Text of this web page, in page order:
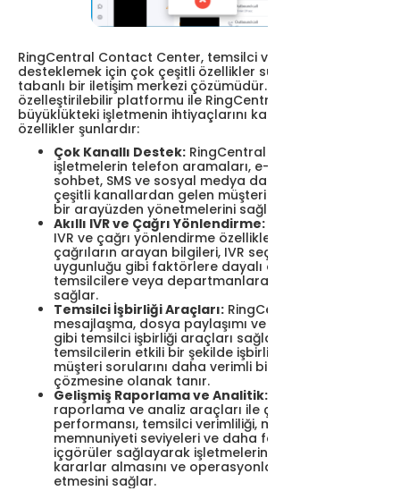
RingCentral Contact Center, temsilci verimliliğini
desteklemek için çok çeşitli özellikler sunan bulut
tabanlı bir iletişim merkezi çözümüdür. Ölçeklenebilir ve
özelleştirilebilir platformu ile RingCentral her
büyüklükteki işletmenin ihtiyaçlarını karşılar. Temel
özellikler şunlardır:
Çok Kanallı Destek: RingCentral İletişim Merkezi,
işletmelerin telefon aramaları, e-postalar, canlı
sohbet, SMS ve sosyal medya dahil olmak üzere
çeşitli kanallardan gelen müşteri sorgularını tek
bir arayüzden yönetmelerini sağlar.
Akıllı IVR ve Çağrı Yönlendirme:
IVR ve çağrı yönlendirme özellikleri sunarak gelen
çağrıların arayan bilgileri, IVR seçimleri ve temsilci
uygunluğu gibi faktörlere dayalı olarak en uygun
temsilcilere veya departmanlara yönlendirilmesini
sağlar.
Temsilci İşbirliği Araçları: RingCentral dahili
mesajlaşma, dosya paylaşımı ve ekran paylaşımı
gibi temsilci işbirliği araçları sağlayarak
temsilcilerin etkili bir şekilde işbirliği yapmasına ve
müşteri sorularını daha verimli bir şekilde
çözmesine olanak tanır.
Gelişmiş Raporlama ve Analitik:
raporlama ve analiz araçları ile çağrı merkezi
performansı, temsilci verimliliği, müşteri
memnuniyeti seviyeleri ve daha fazlası hakkında
içgörüler sağlayarak işletmelerin veriye dayalı
kararlar almasını ve operasyonlarını optimize
etmesini sağlar.